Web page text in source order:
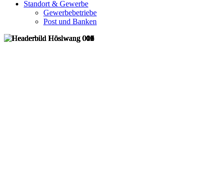
Standort & Gewerbe
Gewerbebetriebe
Post und Banken